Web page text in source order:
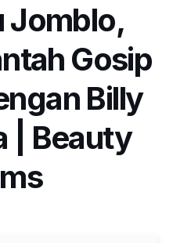
Jomblo,
Gosip
Billy
| Beauty